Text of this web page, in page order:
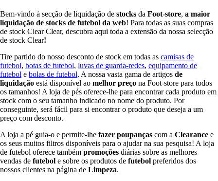
Bem-vindo à secção de liquidação de stocks da Foot-store, a maior
liquidação de stocks de futebol da web! Para todas as suas compras
de stock Clear Clear, descubra aqui toda a extensão da nossa selecção
de stock Clear!
Tire partido do nosso desconto de stock em todas as camisas de
futebol, botas de futebol, luvas de guarda-redes, equipamento de
futebol e bolas de futebol. A nossa vasta gama de artigos de
liquidação está disponível ao melhor preço na Foot-store para todos
os tamanhos! A loja de pés oferece-lhe para encontrar cada produto em
stock com o seu tamanho indicado no nome do produto. Por
conseguinte, será fácil para si encontrar o produto que deseja a um
preço com desconto.
A loja a pé guia-o e permite-lhe fazer poupanças com a Clearance e
os seus muitos filtros disponíveis para o ajudar na sua pesquisa! A loja
de futebol oferece também promoções diárias sobre as melhores
vendas de futebol e sobre os produtos de futebol preferidos dos
nossos clientes na página de Limpeza.